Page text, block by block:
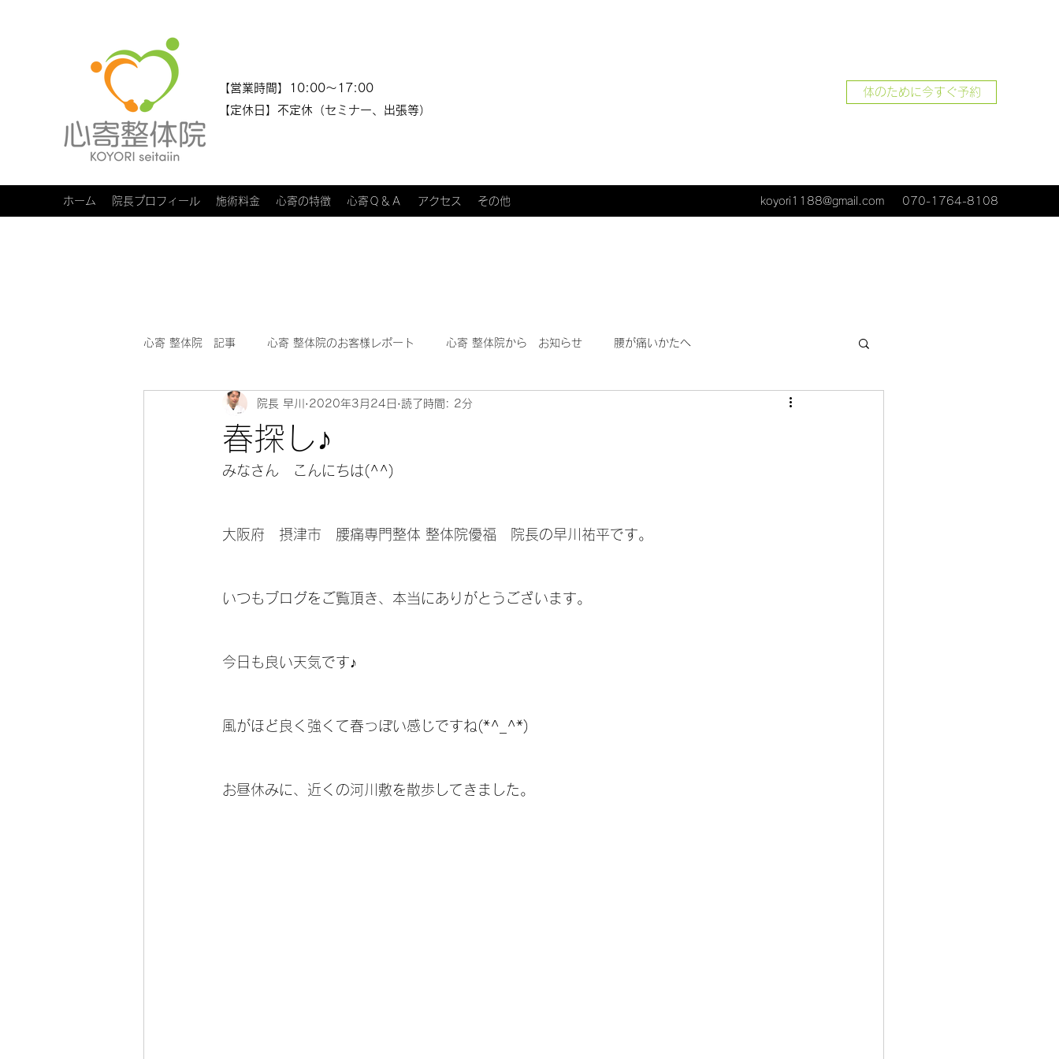
​​【営業時間】10:00～17:00
【定休日】不定休（セミナー、出張等）
体のために今すぐ予約
ホーム 院長プロフィール 施術料金 心寄の特徴 心寄Ｑ＆Ａ アクセス その他 koyori1188@gmail.com 070-1764-8108
心寄 整体院 記事 心寄 整体院のお客様レポート 心寄 整体院から お知らせ 腰が痛いかたへ
心寄 整体院 健康教室～身体のソムリエ～
春探し♪
院長 早川 2020年3月24日 読了時間: 2分
みなさん　こんにちは(^^)
大阪府　摂津市　腰痛専門整体 整体院優福　院長の早川祐平です。
いつもブログをご覧頂き、本当にありがとうございます。
今日も良い天気です♪
風がほど良く強くて春っぽい感じですね(*^_^*)
お昼休みに、近くの河川敷を散歩してきました。